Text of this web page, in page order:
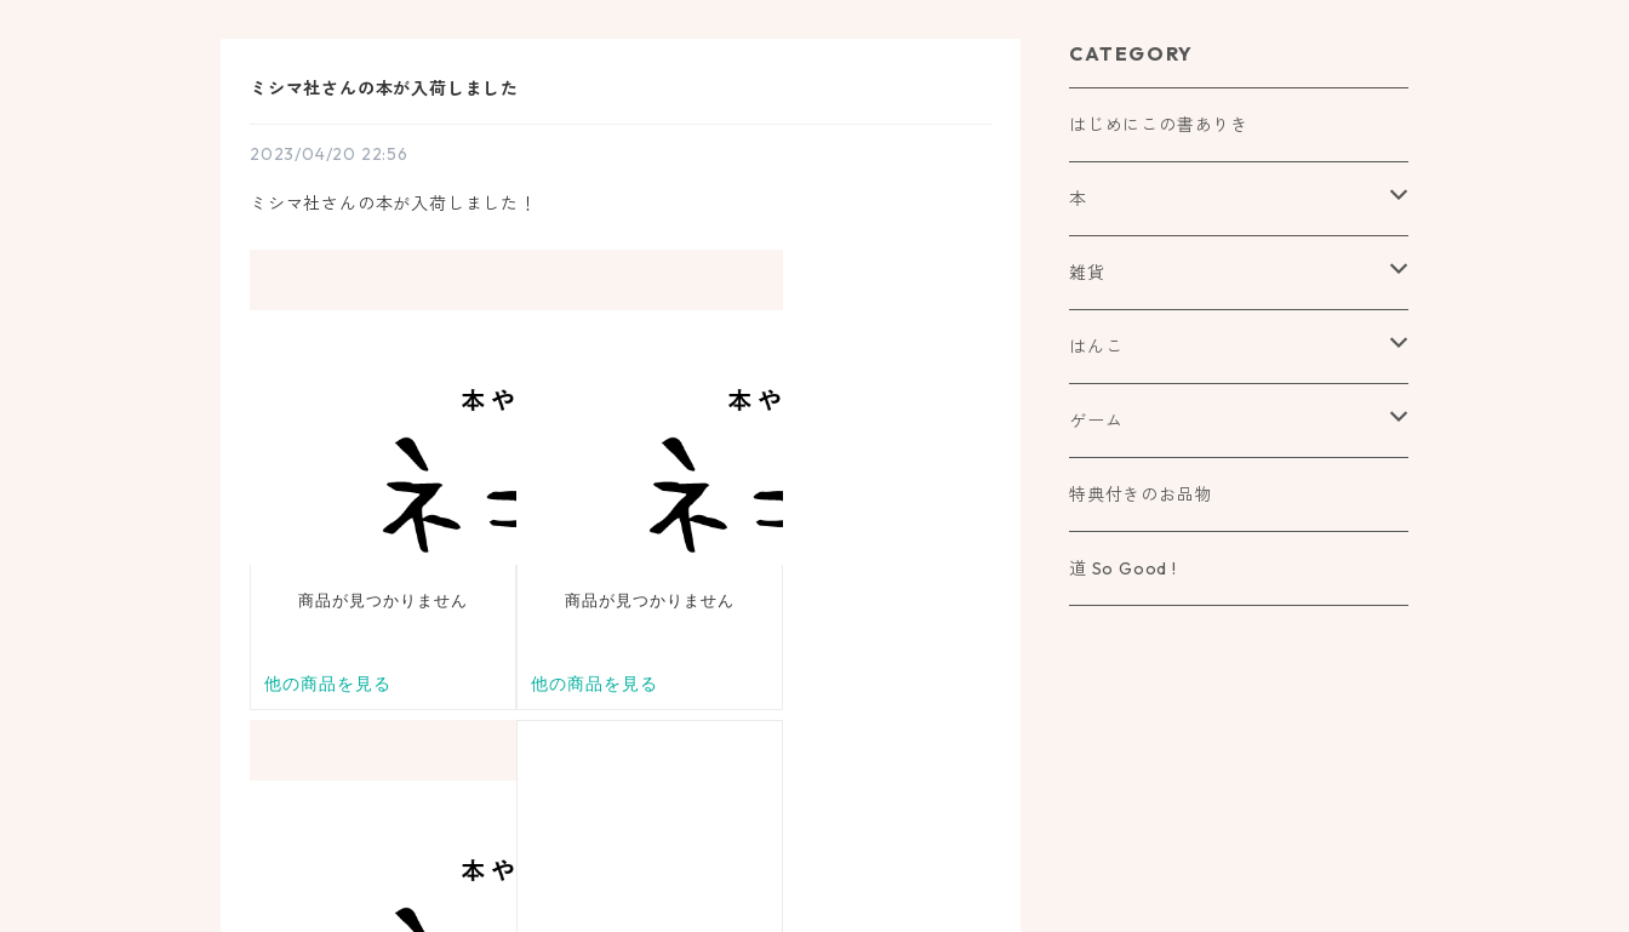
ミシマ社さんの本が入荷しました
2023/04/20 22:56
ミシマ社さんの本が入荷しました！
CATEGORY
はじめにこの書ありき
本
食べもの飲みものお酒とか
アートや絵本の世界
だれかの考えごと
詩歌と会う
物語に飛びこむ
雑貨
kurofutago
ブローチ
ミラー
文具
はんこ
オスコラボ
カタチ×モヨウスタンプ
小さなカタチ×モヨウスタンプ
タカトモハンコ
ゲーム
Atelier Mimir
特典付きのお品物
道 So Good !